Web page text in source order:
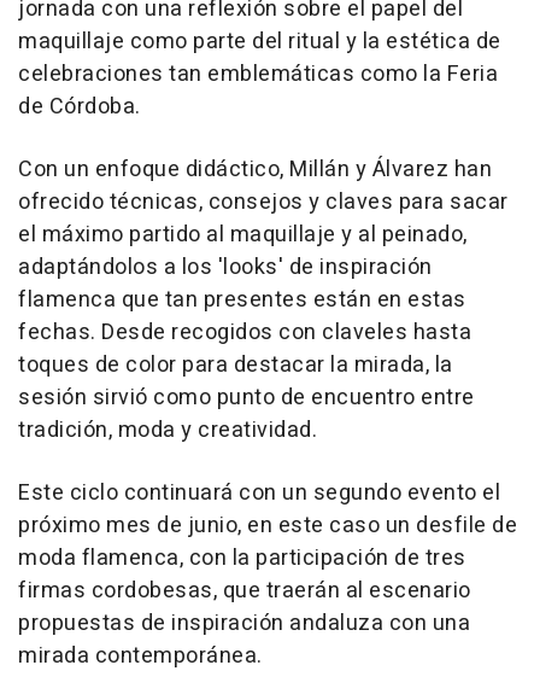
jornada con una reflexión sobre el papel del
maquillaje como parte del ritual y la estética de
celebraciones tan emblemáticas como la Feria
de Córdoba.
Con un enfoque didáctico, Millán y Álvarez han
ofrecido técnicas, consejos y claves para sacar
el máximo partido al maquillaje y al peinado,
adaptándolos a los 'looks' de inspiración
flamenca que tan presentes están en estas
fechas. Desde recogidos con claveles hasta
toques de color para destacar la mirada, la
sesión sirvió como punto de encuentro entre
tradición, moda y creatividad.
Este ciclo continuará con un segundo evento el
próximo mes de junio, en este caso un desfile de
moda flamenca, con la participación de tres
firmas cordobesas, que traerán al escenario
propuestas de inspiración andaluza con una
mirada contemporánea.